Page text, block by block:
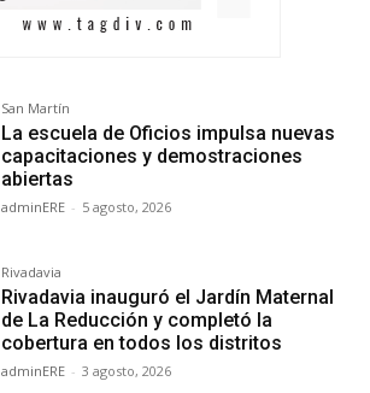
San Martín
La escuela de Oficios impulsa nuevas
capacitaciones y demostraciones
abiertas
adminERE - 5 agosto, 2026
Rivadavia
Rivadavia inauguró el Jardín Maternal
de La Reducción y completó la
cobertura en todos los distritos
adminERE - 3 agosto, 2026